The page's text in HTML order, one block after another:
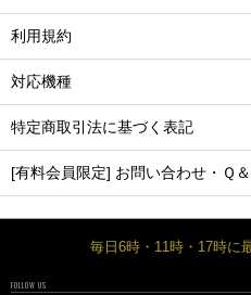
利用規約
対応機種
特定商取引法に基づく表記
[有料会員限定] お問い合わせ・Ｑ＆
毎日6時・11時・17時に
FOLLOW US